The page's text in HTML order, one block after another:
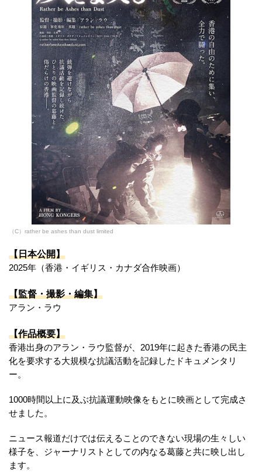
（C）rather be ashes than dust limited
【日本公開】
2025年（香港・イギリス・カナダ合作映画）
【監督・撮影・編集】
アラン・ラウ
【作品概要】
香港出身のアラン・ラウ監督が、2019年に起きた香港の民主
化を要求する大規模な抗議活動を記録したドキュメンタリ
ー。
1000時間以上に及ぶ抗議運動映像をもとに映画として完成さ
せました。
ニュース報道だけでは伝えることのできない現場の生々しい
様子を、ジャーナリストとしての内なる葛藤と共に映し出し
ます。